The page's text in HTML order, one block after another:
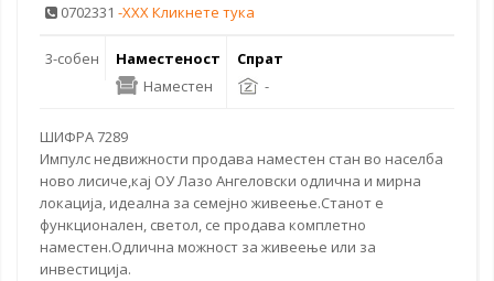
0702331 -XXX Кликнете тука
3-собен
Наместеност
Наместен
Спрат
-
ШИФРА 7289
Импулс недвижности продава наместен стан во населба
ново лисиче,кај ОУ Лазо Ангеловски одлична и мирна
локација, идеална за семејно живеење.Станот е
функционален, светол, се продава комплетно
наместен.Одлична можност за живеење или за
инвестиција.